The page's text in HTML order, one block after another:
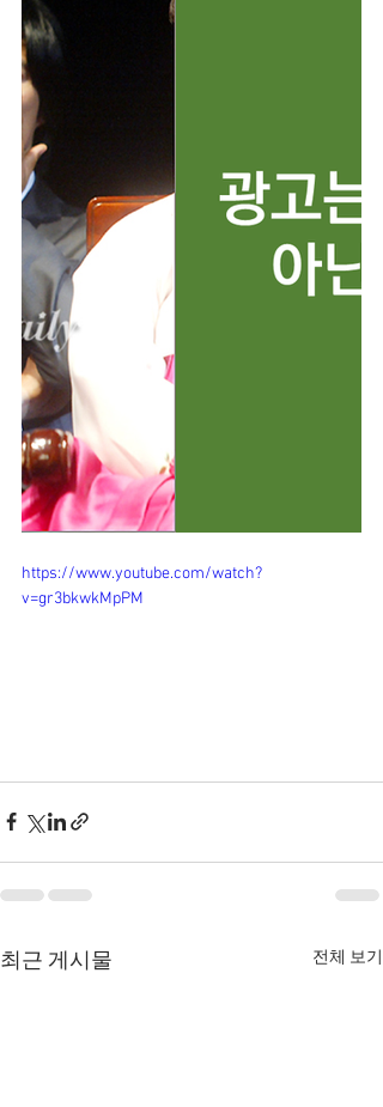
https://www.youtube.com/watch?
v=gr3bkwkMpPM
최근 게시물 전체 보기